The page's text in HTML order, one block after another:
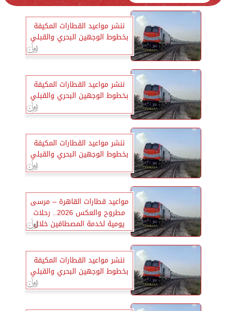
ننشر مواعيد القطارات المكيفة
بخطوط الوجهين البحري والقبلي
ننشر مواعيد القطارات المكيفة
بخطوط الوجهين البحري والقبلي
ننشر مواعيد القطارات المكيفة
بخطوط الوجهين البحري والقبلي
مواعيد قطارات القاهرة – مرسى
مطروح والعكس 2026.. رحلات
يومية لخدمة المصطافين خلال
الصيف
ننشر مواعيد القطارات المكيفة
بخطوط الوجهين البحري والقبلي